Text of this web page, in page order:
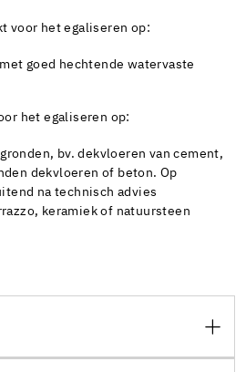
voor het egaliseren op:
goed hechtende watervaste
het egaliseren op:
bv. dekvloeren van cement,
dekvloeren of beton. Op
na technisch advies
keramiek of natuursteen